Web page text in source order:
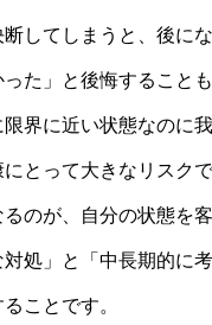
してしまうと、後に
た」と後悔することも
界に近い状態なのに
とって大きなリスクで
のが、自分の状態を
対処」と「中長期的に
ことです。